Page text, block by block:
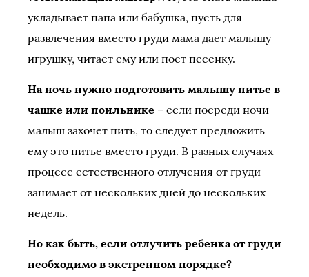
укладывает папа или бабушка, пусть для
развлечения вместо груди мама дает малышу
игрушку, читает ему или поет песенку.
На ночь нужно подготовить малышу питье в
чашке или поильнике – если посреди ночи
малыш захочет пить, то следует предложить
ему это питье вместо груди. В разных случаях
процесс естественного отлучения от груди
занимает от нескольких дней до нескольких
недель.
Но как быть, если отлучить ребенка от груди
необходимо в экстренном порядке?